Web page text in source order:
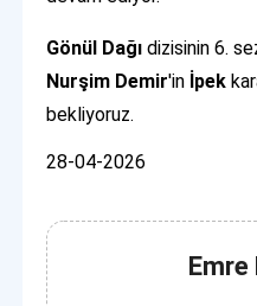
Gönül Dağı dizisinin 6.
Nurşim Demir'in İpek
bekliyoruz.
28-04-2026
Emre